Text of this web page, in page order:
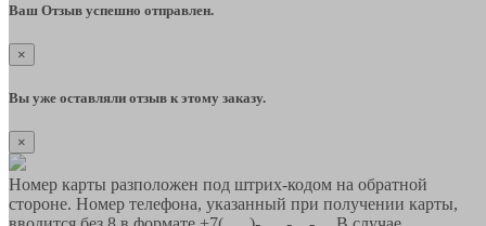
Ваш Отзыв успешно отправлен.
×
Вы уже оставляли отзыв к этому заказу.
×
Номер карты разположен под штрих-кодом на обратной
стороне. Номер телефона, указанный при получении карты,